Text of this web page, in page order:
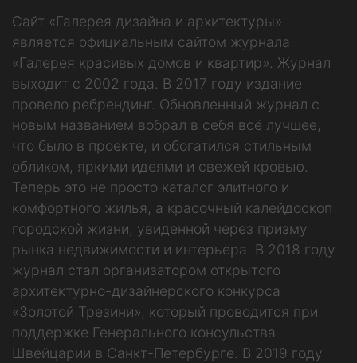
Сайт «Галерея дизайна и архитектуры»
является официальным сайтом журнала
«Галерея красивых домов и квартир». Журнал
выходит с 2002 года. В 2017 году издание
провело ребрендинг. Обновленный журнал с
новым названием вобрал в себя всё лучшее,
что было в проекте, и обогатился стильным
обликом, яркими идеями и свежей кровью.
Теперь это не просто каталог элитного и
комфортного жилья, а красочный калейдоскоп
городской жизни, увиденной через призму
рынка недвижимости и интерьера. В 2018 году
журнал стал организатором открытого
архитектурно-дизайнерского конкурса
«Золотой Трезини», который проводится при
поддержке Генерального консульства
Швейцарии в Санкт-Петербурге. В 2019 году